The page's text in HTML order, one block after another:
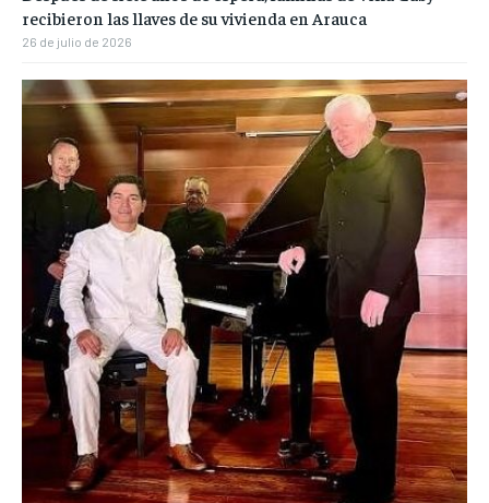
recibieron las llaves de su vivienda en Arauca
26 de julio de 2026